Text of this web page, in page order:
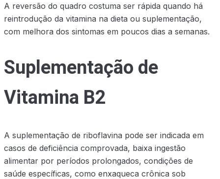
A reversão do quadro costuma ser rápida quando há
reintrodução da vitamina na dieta ou suplementação,
com melhora dos sintomas em poucos dias a semanas.
Suplementação de
Vitamina B2
A suplementação de riboflavina pode ser indicada em
casos de deficiência comprovada, baixa ingestão
alimentar por períodos prolongados, condições de
saúde específicas, como enxaqueca crônica sob